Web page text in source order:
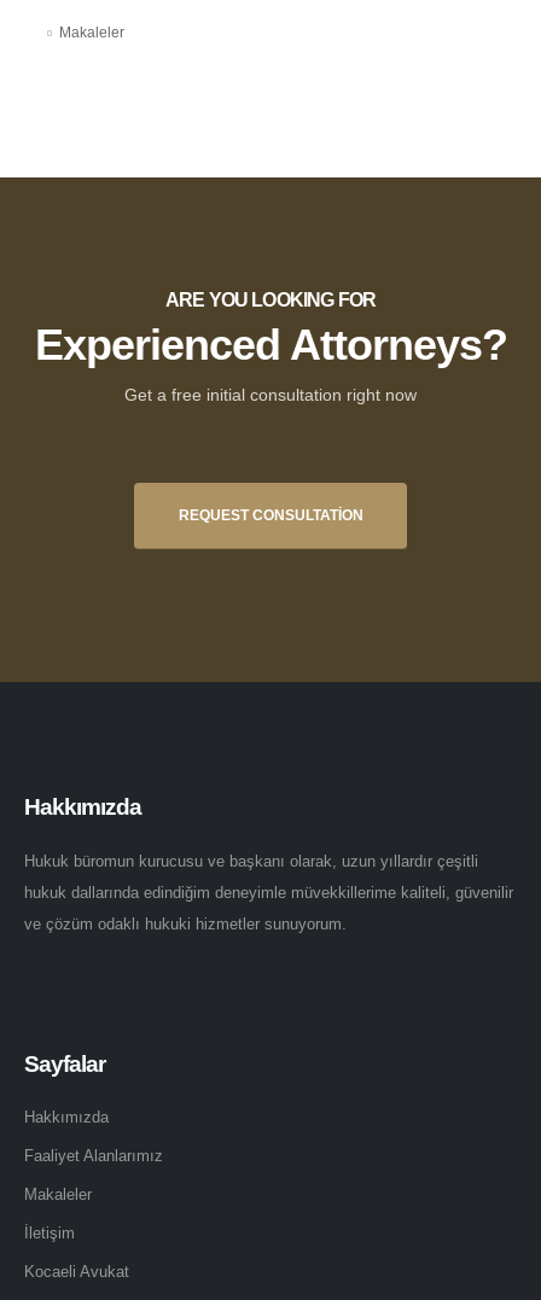
Makaleler
ARE YOU LOOKING FOR
Experienced Attorneys?
Get a free initial consultation right now
REQUEST CONSULTATION
Hakkımızda
Hukuk büromun kurucusu ve başkanı olarak, uzun yıllardır çeşitli
hukuk dallarında edindiğim deneyimle müvekkillerime kaliteli, güvenilir
ve çözüm odaklı hukuki hizmetler sunuyorum.
Sayfalar
Hakkımızda
Faaliyet Alanlarımız
Makaleler
İletişim
Kocaeli Avukat